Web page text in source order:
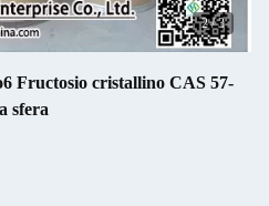
2/3
Fructosio cristallino CAS 57-
sfera